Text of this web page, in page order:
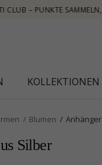
KOLLEKTIONEN
Blumen Anhänger
Silber